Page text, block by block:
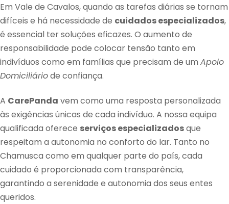
Em Vale de Cavalos, quando as tarefas diárias se tornam
difíceis e há necessidade de cuidados especializados,
é essencial ter soluções eficazes. O aumento de
responsabilidade pode colocar tensão tanto em
indivíduos como em famílias que precisam de um Apoio
Domiciliáriode confiança.
A CarePanda vem como uma resposta personalizada
às exigências únicas de cada indivíduo. A nossa equipa
qualificada oferece serviços especializadosque
respeitam a autonomia no conforto do lar. Tanto no
Chamusca como em qualquer parte do país, cada
cuidado é proporcionada com transparência,
garantindo a serenidade e autonomia dos seus entes
queridos.